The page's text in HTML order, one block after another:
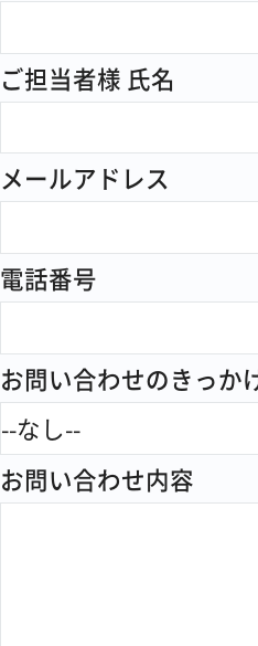
・当社が開催するセ
に関連する活動
善・開発を目的とし
の実施・統計
2.第三者提供について
当社は、取得した個人
行いません。
3.個人情報の委託につ
当社は、取得した個人
団体への委託は行いま
4.本人が容易に認識で
ご担当者様 氏名
メールアドレス
電話番号
お問い合わせのきっか
お問い合わせ内容